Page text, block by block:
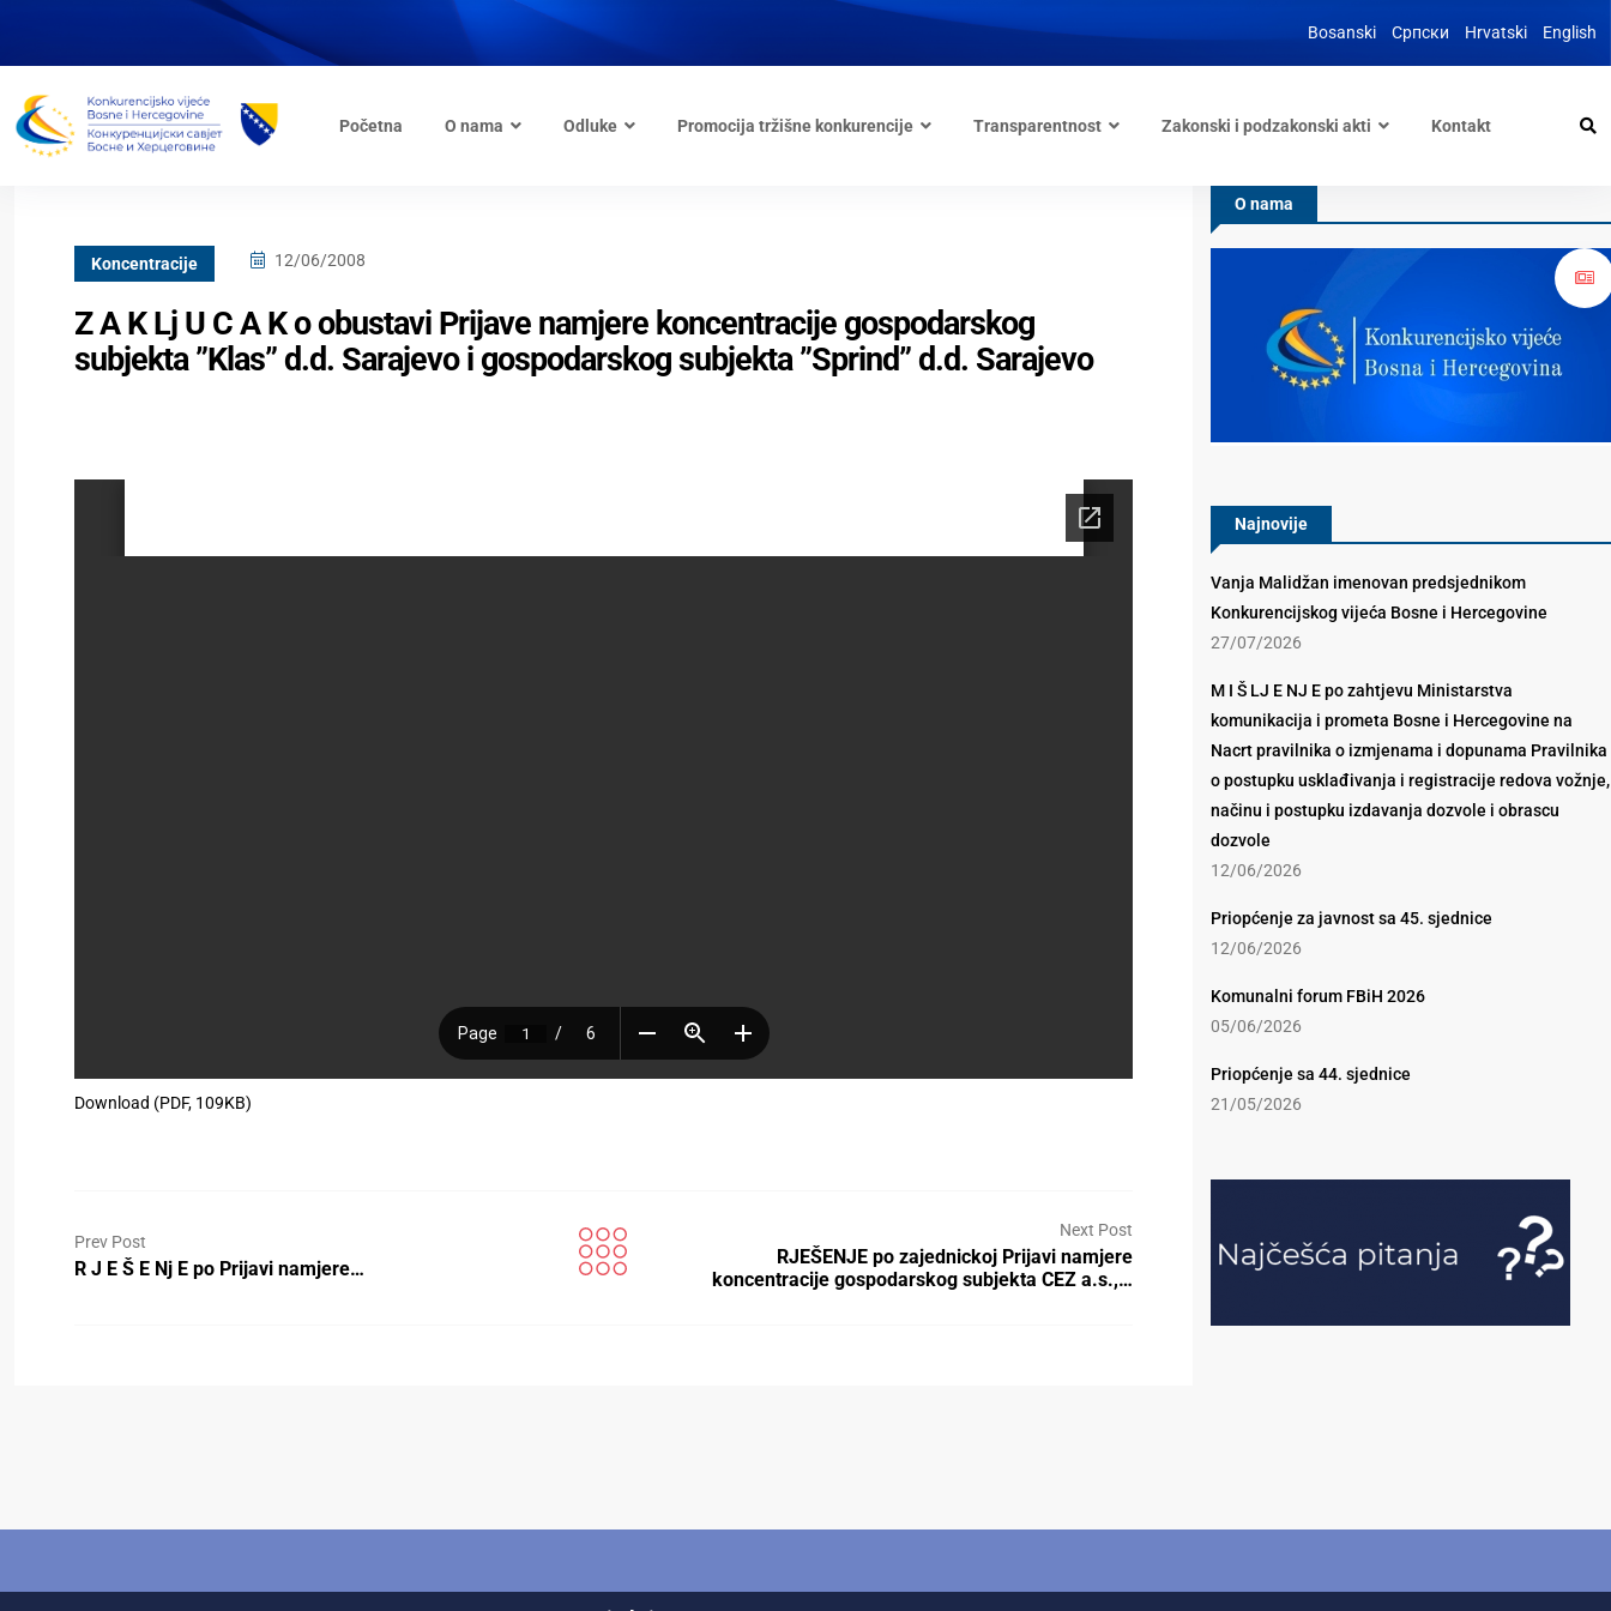
Bosanski Српски Hrvatski English
Početna O nama Odluke Promocija tržišne konkurencije Transparentnost Zakonski i podzakonski akti Kontakt
Koncentracije 12/06/2008
Z A K Lj U C A K o obustavi Prijave namjere koncentracije gospodarskog
subjekta ”Klas” d.d. Sarajevo i gospodarskog subjekta ”Sprind” d.d. Sarajevo
Download (PDF, 109KB)
Prev Post
R J E Š E Nj E po Prijavi namjere…
Next Post
RJEŠENJE po zajednickoj Prijavi namjere
koncentracije gospodarskog subjekta CEZ a.s.,…
O nama
Najnovije
Vanja Malidžan imenovan predsjednikom
Konkurencijskog vijeća Bosne i Hercegovine
27/07/2026
M I Š LJ E NJ E po zahtjevu Ministarstva
komunikacija i prometa Bosne i Hercegovine na
Nacrt pravilnika o izmjenama i dopunama Pravilnika
o postupku usklađivanja i registracije redova vožnje,
načinu i postupku izdavanja dozvole i obrascu
dozvole
12/06/2026
Priopćenje za javnost sa 45. sjednice
12/06/2026
Komunalni forum FBiH 2026
05/06/2026
Priopćenje sa 44. sjednice
21/05/2026